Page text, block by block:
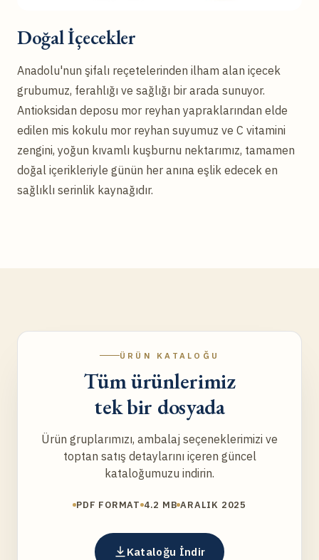
Doğal İçecekler
Anadolu'nun şifalı reçetelerinden ilham alan içecek
grubumuz, ferahlığı ve sağlığı bir arada sunuyor.
Antioksidan deposu mor reyhan yapraklarından elde
edilen mis kokulu mor reyhan suyumuz ve C vitamini
zengini, yoğun kıvamlı kuşburnu nektarımız, tamamen
doğal içerikleriyle günün her anına eşlik edecek en
sağlıklı serinlik kaynağıdır.
ÜRÜN KATALOĞU
Tüm ürünlerimiz
tek bir dosyada
Ürün gruplarımızı, ambalaj seçeneklerimizi ve
toptan satış detaylarını içeren güncel
kataloğumuzu indirin.
PDF FORMAT 4.2 MB ARALIK 2025
Kataloğu İndir